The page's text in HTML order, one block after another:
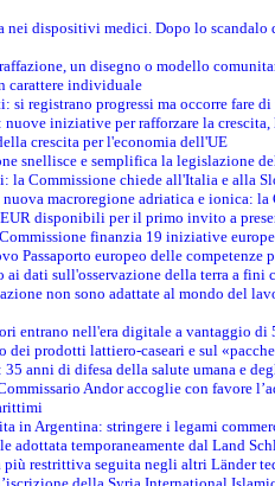
nei dispositivi medici. Dopo lo
un disegno o modello
carattere individuale
si registrano progressi ma occorre fare
nuove iniziative per rafforzare la
crescita per l'economia dell'UE
snellisce e semplifica la legislazione
la Commissione chiede all'Italia e alla
macroregione adriatica e ionica:
disponibili per il primo invito a
finanzia 19 iniziative
Passaporto europeo delle
ai dati sull'osservazione della terra a fini
non sono adattate al mondo del
entrano nell'era digitale a vantaggio
dei prodotti lattiero-caseari e sul
35 anni di difesa della salute umana e
Andor accoglie con favore
in Argentina: stringere i legami
adottata temporaneamente dal Land
restrittiva seguita negli altri Länder